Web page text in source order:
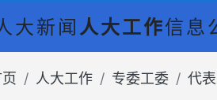
大新闻 人大工作信息
人大工作 专委工委 代